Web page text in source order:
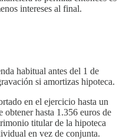
intereses al final.
habitual antes del 1 de
si amortizas hipoteca.
en el ejercicio hasta un
hasta 1.356 euros de
titular de la hipoteca
en vez de conjunta.